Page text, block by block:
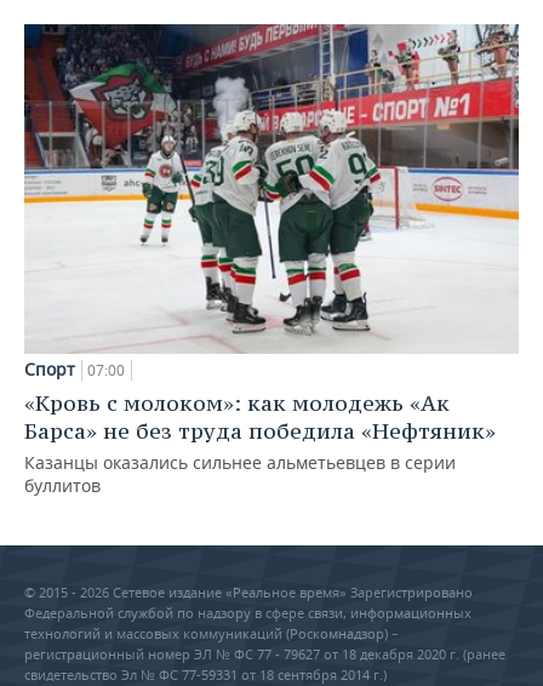
Спорт 07:00
«Кровь с молоком»: как молодежь «Ак
Барса» не без труда победила «Нефтяник»
Казанцы оказались сильнее альметьевцев в серии
буллитов
© 2015 - 2026 Сетевое издание «Реальное время» Зарегистрировано
Федеральной службой по надзору в сфере связи, информационных
технологий и массовых коммуникаций (Роскомнадзор) –
регистрационный номер ЭЛ № ФС 77 - 79627 от 18 декабря 2020 г. (ранее
свидетельство Эл № ФС 77-59331 от 18 сентября 2014 г.)